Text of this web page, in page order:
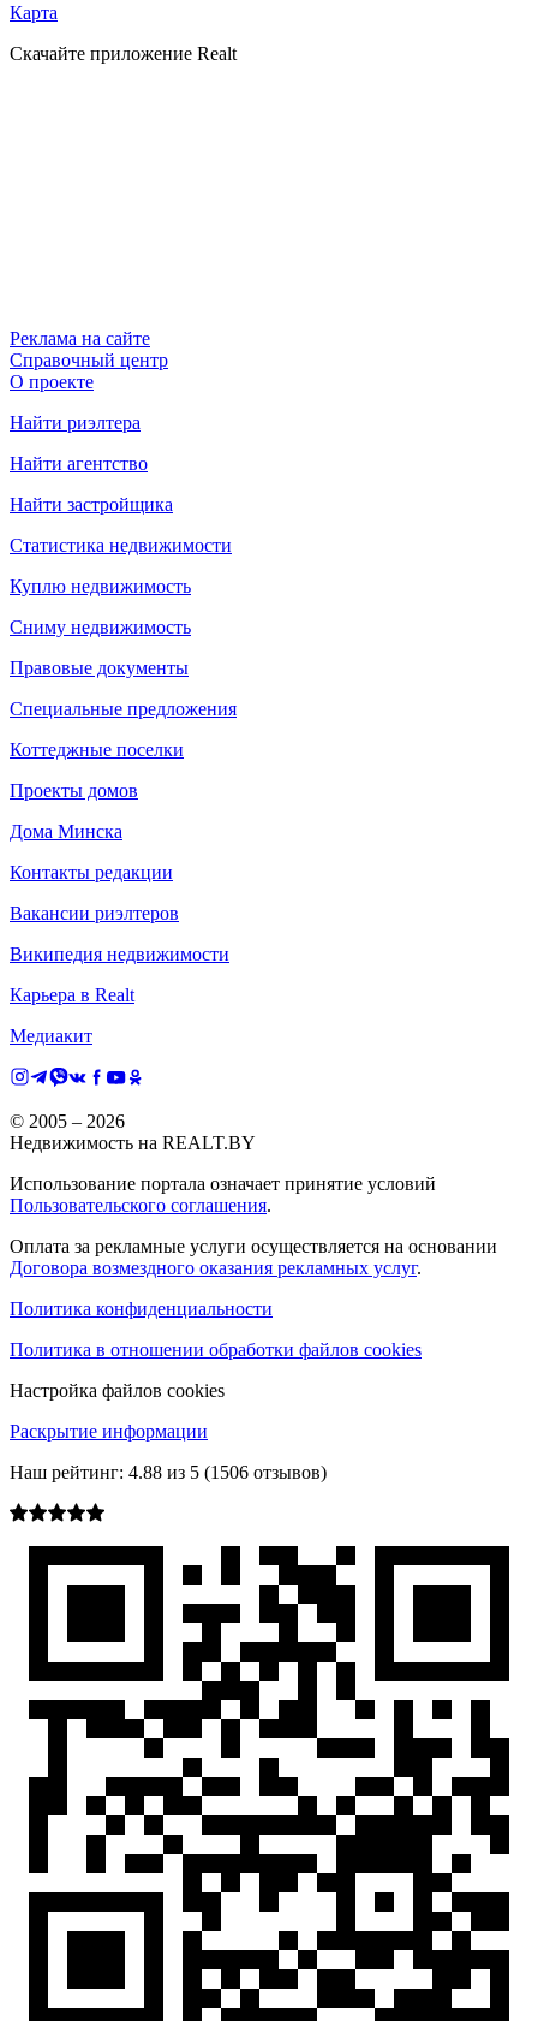
Карта
Скачайте приложение Realt
Реклама на сайте
Справочный центр
О проекте
Найти риэлтера
Найти агентство
Найти застройщика
Статистика недвижимости
Куплю недвижимость
Сниму недвижимость
Правовые документы
Специальные предложения
Коттеджные поселки
Проекты домов
Дома Минска
Контакты редакции
Вакансии риэлтеров
Википедия недвижимости
Карьера в Realt
Медиакит
© 2005 – 2026
Недвижимость на REALT.BY
Использование портала означает принятие условий
Пользовательского соглашения.
Оплата за рекламные услуги осуществляется на основании
Договора возмездного оказания рекламных услуг.
Политика конфиденциальности
Политика в отношении обработки файлов cookies
Настройка файлов cookies
Раскрытие информации
Наш рейтинг: 4.88 из 5 (1506 отзывов)